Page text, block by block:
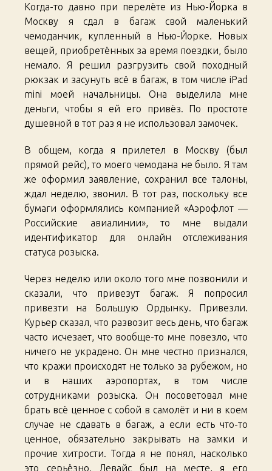
Когда-то давно при перелёте из Нью-Йорка в
Москву я сдал в багаж свой маленький
чемоданчик, купленный в Нью-Йорке. Новых
вещей, приобретённых за время поездки, было
немало. Я решил разгрузить свой походный
рюкзак и засунуть всё в багаж, в том числе iPad
mini моей начальницы. Она выделила мне
деньги, чтобы я ей его привёз. По простоте
душевной в тот раз я не использовал замочек.
В общем, когда я прилетел в Москву (был
прямой рейс), то моего чемодана не было. Я там
же оформил заявление, сохранил все талоны,
ждал неделю, звонил. В тот раз, поскольку все
бумаги оформлялись компанией «Аэрофлот —
Российские авиалинии», то мне выдали
идентификатор для онлайн отслеживания
статуса розыска.
Через неделю или около того мне позвонили и
сказали, что привезут багаж. Я попросил
привезти на Большую Ордынку. Привезли.
Курьер сказал, что развозит весь день, что багаж
часто исчезает, что вообще-то мне повезло, что
ничего не украдено. Он мне честно признался,
что кражи происходят не только за рубежом, но
и в наших аэропортах, в том числе
сотрудниками розыска. Он посоветовал мне
брать всё ценное с собой в самолёт и ни в коем
случае не сдавать в багаж, а если есть что-то
ценное, обязательно закрывать на замки и
прочие хитрости. Тогда я не понял, насколько
это серьёзно. Девайс был на месте, я его